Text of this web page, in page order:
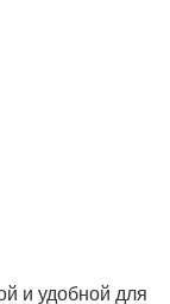
и удобной для